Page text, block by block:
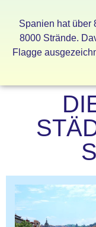
Spanien hat über
8000 Strände.
Flagge